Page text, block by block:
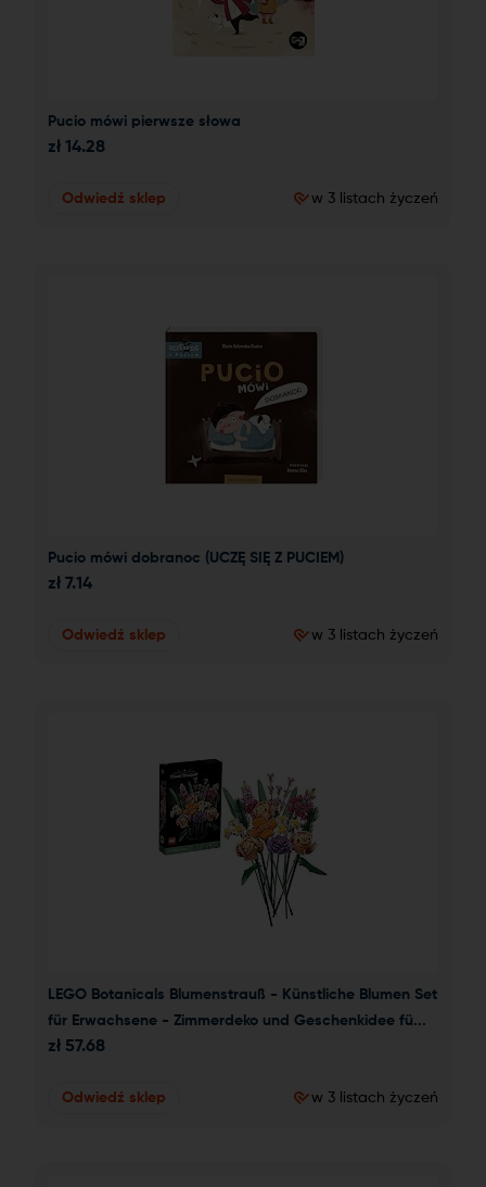
Pucio mówi pierwsze słowa
zł 14.28
Odwiedź sklep w 3 listach życzeń
Pucio mówi dobranoc (UCZĘ SIĘ Z PUCIEM)
zł 7.14
Odwiedź sklep w 3 listach życzeń
LEGO Botanicals Blumenstrauß - Künstliche Blumen Set
für Erwachsene - Zimmerdeko und Geschenkidee fü...
zł 57.68
Odwiedź sklep w 3 listach życzeń